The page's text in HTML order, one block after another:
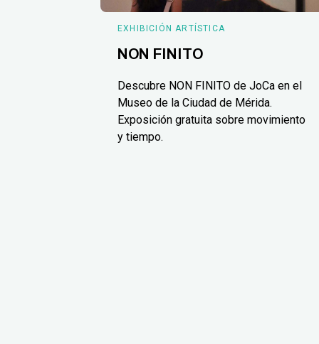
EXHIBICIÓN ARTÍSTICA
NON FINITO
Descubre NON FINITO de JoCa en el
Museo de la Ciudad de Mérida.
Exposición gratuita sobre movimiento
y tiempo.